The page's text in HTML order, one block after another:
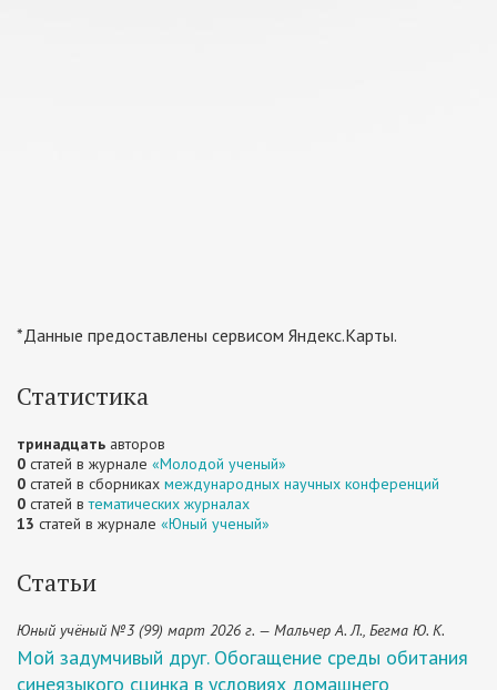
*Данные предоставлены сервисом Яндекс.Карты.
Статистика
тринадцать авторов
0 статей в журнале «Молодой ученый»
0 статей в сборниках международных научных конференций
0 статей втематических журналах
13 статей в журнале «Юный ученый»
Статьи
Юный учёный №3 (99) март 2026 г. — Мальчер А. Л., Бегма Ю. К.
Мой задумчивый друг. Обогащение среды обитания
синеязыкого сцинка в условиях домашнего